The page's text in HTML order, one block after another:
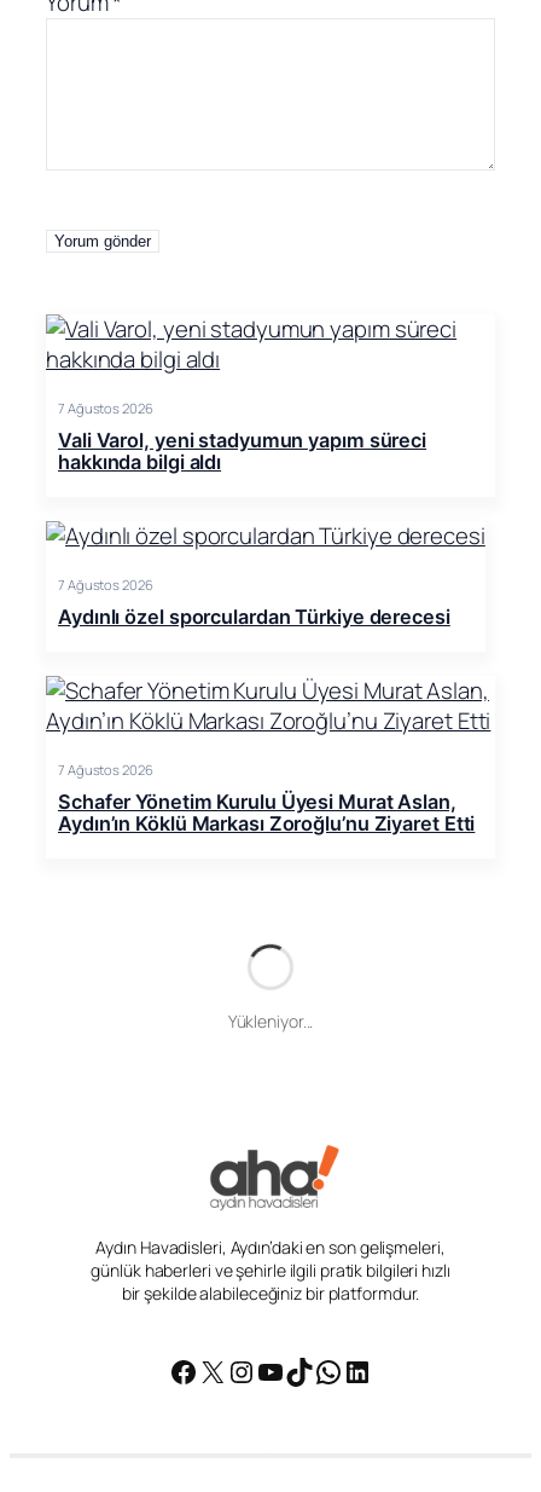
7 Ağustos 2026
Vali Varol, yeni stadyumun yapım süreci
hakkında bilgi aldı
7 Ağustos 2026
Aydınlı özel sporculardan Türkiye derecesi
7 Ağustos 2026
Schafer Yönetim Kurulu Üyesi Murat Aslan,
Aydın’ın Köklü Markası Zoroğlu’nu Ziyaret Etti
Aydın Haber